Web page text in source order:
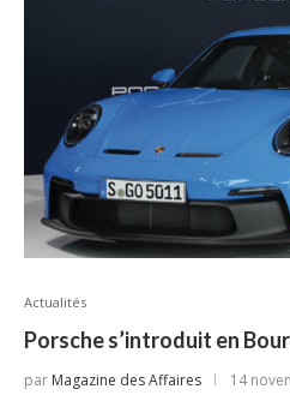
Actualités
Porsche s’introduit en
par Magazine des Affaires 14